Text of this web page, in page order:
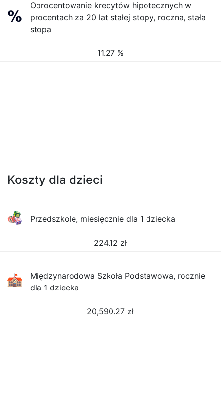
Oprocentowanie kredytów hipotecznych w
procentach za 20 lat stałej stopy, roczna, stała
stopa
11.27 %
Koszty dla dzieci
Przedszkole, miesięcznie dla 1 dziecka
224.12 zł
Międzynarodowa Szkoła Podstawowa, rocznie
dla 1 dziecka
20,590.27 zł